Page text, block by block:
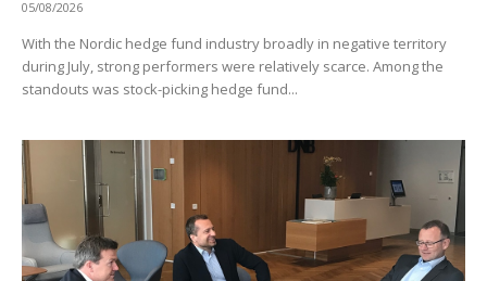
05/08/2026
With the Nordic hedge fund industry broadly in negative territory
during July, strong performers were relatively scarce. Among the
standouts was stock-picking hedge fund...